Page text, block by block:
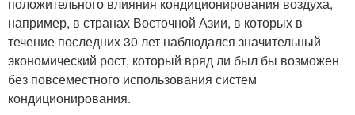
положительного влияния кондиционирования воздуха,
например, в странах Восточной Азии, в которых в
течение последних 30 лет наблюдался значительный
экономический рост, который вряд ли был бы возможен
без повсеместного использования систем
кондиционирования.